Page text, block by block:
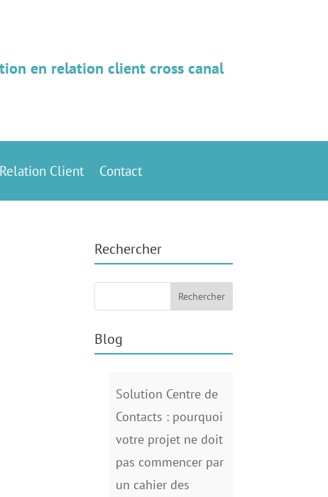
en relation client cross canal
Client Contact
Rechercher
Blog
Solution Centre de
Contacts : pourquoi
votre projet ne doit
pas commencer par
un cahier des